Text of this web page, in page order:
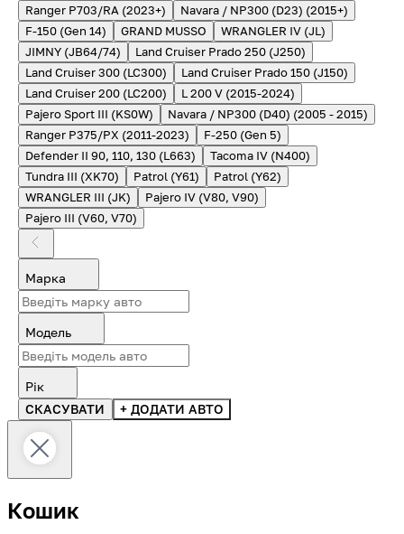
Ranger P703/RA (2023+)
Navara / NP300 (D23) (2015+)
F-150 (Gen 14)
GRAND MUSSO
WRANGLER IV (JL)
JIMNY (JB64/74)
Land Cruiser Prado 250 (J250)
Land Cruiser 300 (LC300)
Land Cruiser Prado 150 (J150)
Land Cruiser 200 (LC200)
L 200 V (2015-2024)
Pajero Sport III (KS0W)
Navara / NP300 (D40) (2005 - 2015)
Ranger P375/PX (2011-2023)
F-250 (Gen 5)
Defender II 90, 110, 130 (L663)
Tacoma IV (N400)
Tundra III (XK70)
Patrol (Y61)
Patrol (Y62)
WRANGLER III (JK)
Pajero IV (V80, V90)
Pajero III (V60, V70)
Марка
Модель
Рік
СКАСУВАТИ
+ ДОДАТИ АВТО
Кошик